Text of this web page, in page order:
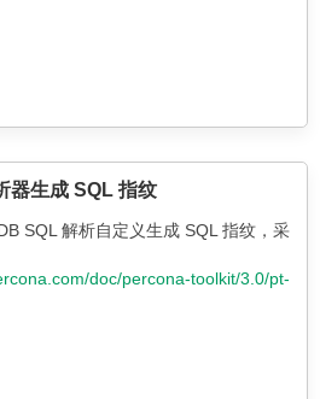
器生成 SQL 指纹
SQL 解析自定义生成 SQL 指纹，采
doc/percona-toolkit/3.0/pt-